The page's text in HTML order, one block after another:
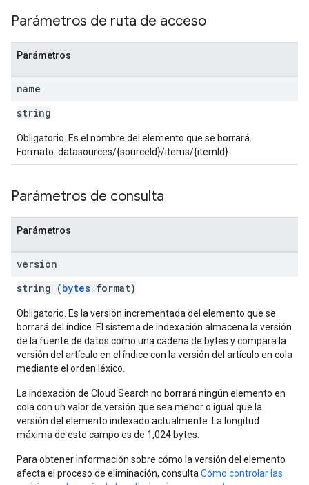
Parámetros de ruta de acceso
Parámetros
name
string
Obligatorio. Es el nombre del elemento que se borrará.
Formato: datasources/{sourceId}/items/{itemId}
Parámetros de consulta
Parámetros
version
string (bytes format)
Obligatorio. Es la versión incrementada del elemento que se
borrará del índice. El sistema de indexación almacena la versión
de la fuente de datos como una cadena de bytes y compara la
versión del artículo en el índice con la versión del artículo en cola
mediante el orden léxico.
La indexación de Cloud Search no borrará ningún elemento en
cola con un valor de versión que sea menor o igual que la
versión del elemento indexado actualmente. La longitud
máxima de este campo es de 1,024 bytes.
Para obtener información sobre cómo la versión del elemento
afecta el proceso de eliminación, consulta Cómo controlar las